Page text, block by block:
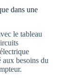
dans une
le tableau
aux besoins du